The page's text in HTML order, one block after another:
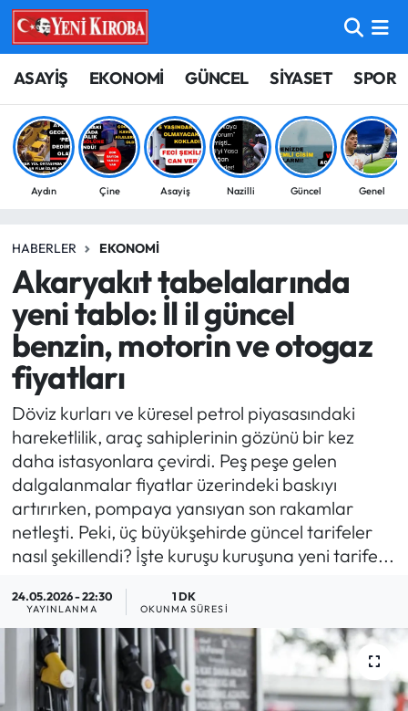
ASAYİŞ EKONOMİ GÜNCEL SİYASET SPOR
Aydın Çine Asayiş Nazilli Güncel Genel
HABERLER EKONOMI
Akaryakıt tabelalarında
yeni tablo: İl il güncel
benzin, motorin ve otogaz
fiyatları
Döviz kurları ve küresel petrol piyasasındaki
hareketlilik, araç sahiplerinin gözünü bir kez
daha istasyonlara çevirdi. Peş peşe gelen
dalgalanmalar fiyatlar üzerindeki baskıyı
artırırken, pompaya yansıyan son rakamlar
netleşti. Peki, üç büyükşehirde güncel tarifeler
nasıl şekillendi? İşte kuruşu kuruşuna yeni tarife...
24.05.2026 - 22:30
YAYINLANMA
1 DK
OKUNMA SÜRESI
ASAYİŞ
BİLİM-TEKNOLOJİ
ÇEVRE
EĞİTİM
EKONOMİ
GÜNCEL
GÜNDEM
MAGAZİN
SAĞLIK
SİYASET
TARIM
TURİZM
Aydın Nöbetçi Eczaneler
Aydın Hava Durumu
Aydin Namaz Vakitleri
Süper Lig Puan Durumu ve Fikstür
Tüm Manşetler
Son Dakika Haberleri
Haber Arşivi